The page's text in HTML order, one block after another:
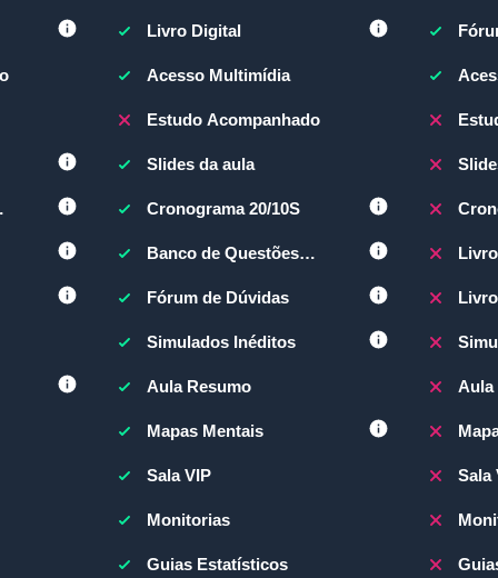
Livro Digital
Acesso Multimídia
Estudo Acompanhado
Slides da aula
Cronograma 20/10S
Banco de Questões
Fórum de Dúvidas
Simulados Inéditos
Aula Resumo
Mapas Mentais
Sala VIP
Monitorias
Guias Estatísticos
Aula
Sala